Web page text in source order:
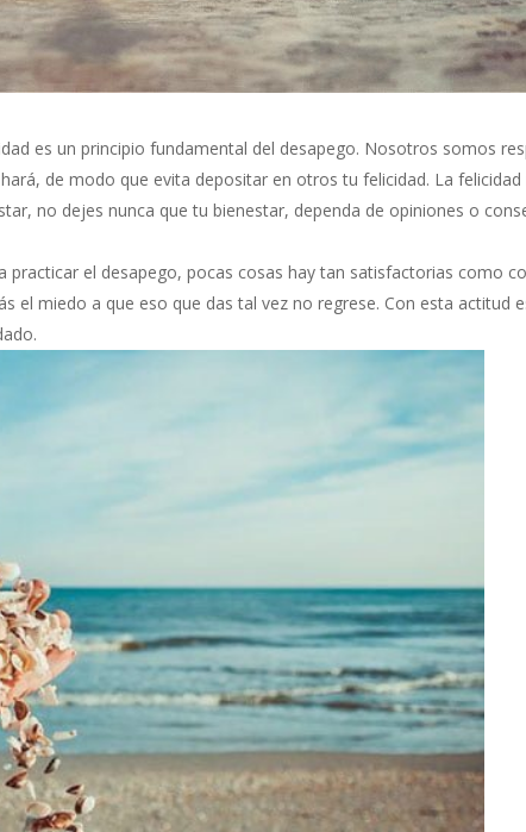
es un principio fundamental del desapego. Nosotros somos
de modo que evita depositar en otros tu felicidad. La
no dejes nunca que tu bienestar, dependa de opiniones o
practicar el desapego, pocas cosas hay tan satisfactorias como
el miedo a que eso que das tal vez no regrese. Con esta actitud